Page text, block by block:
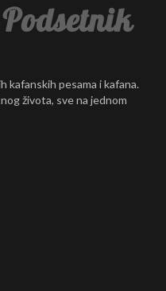
kafanskih pesama i kafana.
života, sve na jednom